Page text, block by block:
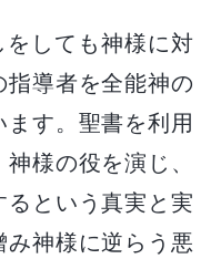
しても神様に対
指導者を全能神の
す。聖書を利用
様の役を演じ、
という真実と実
神様に逆らう悪